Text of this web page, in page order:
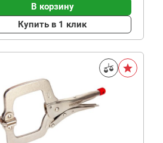
В корзину
Купить в 1 клик